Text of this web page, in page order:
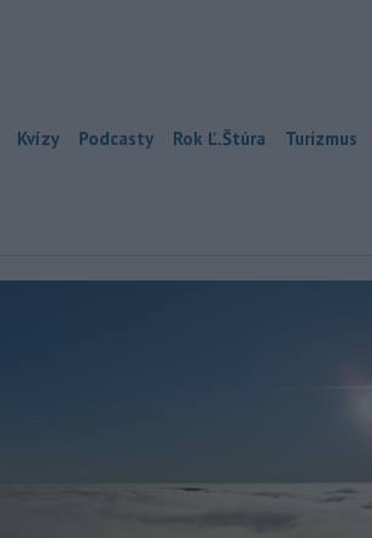
Kvízy Podcasty Rok Ľ.Štúra Turizmus